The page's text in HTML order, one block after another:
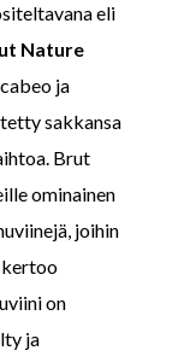
eli
Nature
ja
sakkansa
Brut
ominainen
joihin
kertoo
on
ja